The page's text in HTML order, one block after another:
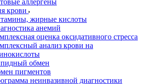
аллергены
крови
жирные кислоты
анемий
оценка оксидативного стресса
анализ крови на
обмен
пигментов
неинвазивной диагностики